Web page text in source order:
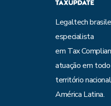
Legaltech
especialista
em Tax
atuação em todo
território
América Latina.